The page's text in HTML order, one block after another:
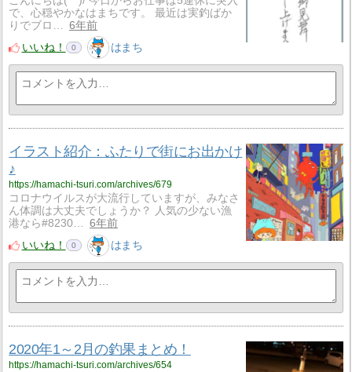
で、心穏やかなはまちです。 最近は実釣ばか
りでブロ…
6年前
いいね！
0 はまち
イラスト紹介：ふたりで街にお出かけ
♪
https://hamachi-tsuri.com/archives/679
コロナウイルスが大流行していますが、みなさ
ん体調は大丈夫でしょうか？ 人気の少ない漁
港なら#8230…
6年前
いいね！
0 はまち
2020年1～2月の釣果まとめ！
https://hamachi-tsuri.com/archives/654